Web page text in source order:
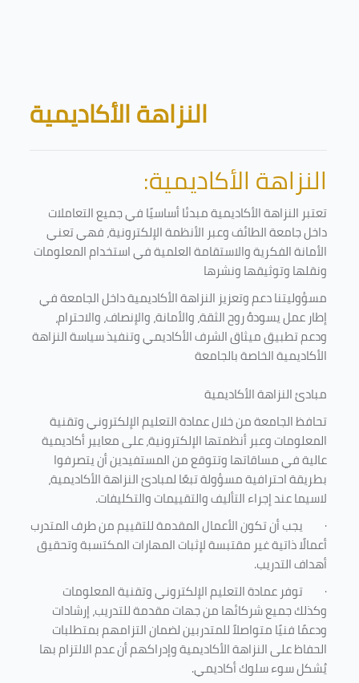
Blocks
النزاهة الأكاديمية
النزاهة الأكاديمية:
تعتبر النزاهة الأكاديمية مبدئا أساسيًا في جميع التعاملات
داخل جامعة الطائف وعبر الأنظمة الإلكترونية، فهي تعني
الأمانة الفكرية والاستقامة العلمية في استخدام المعلومات
ونقلها وتوثيقها ونشرها
مسؤوليتنا دعم وتعزيز النزاهة الأكاديمية داخل الجامعة في
إطار عمل يسودهُ روح الثقة، والأمانة، والإنصاف، والاحترام،
ودعم تطبيق ميثاق الشرف الأكاديمي وتنفيذ سياسة النزاهة
الأكاديمية الخاصة بالجامعة
مبادئ النزاهة الأكاديمية
تحافظ الجامعة من خلال عمادة التعليم الإلكتروني وتقنية
المعلومات وعبر أنظمتها الإلكترونية، على معايير أكاديمية
عالية في مساقاتها وتتوقع من المستفيدين أن يتصرفوا
بطريقة احترافية مسؤولة تبعًا لمبادئ النزاهة الأكاديمية،
لاسيما عند إجراء التأليف والتقييمات والتكليفات.
· يجب أن تكون الأعمال المقدمة للتقييم من طرف المتدرب
أعمالًا ذاتية غير مقتبسة لإثبات المهارات المكتسبة وتحقيق
أهداف التدريب.
· توفر عمادة التعليم الإلكتروني وتقنية المعلومات
وكذلك جميع شركائها من جهات مقدمة للتدريب، إرشادات
ودعمًا فنيًا متواصلاً للمتدربين لضمان التزامهم بمتطلبات
الحفاظ على النزاهة الأكاديمية وإدراكهم أن عدم الالتزام بها
يُشكل سوء سلوك أكاديمي.